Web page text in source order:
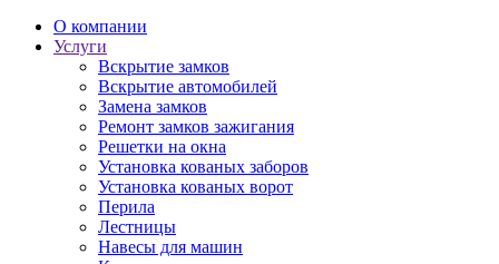
О компании
Услуги
Вскрытие замков
Вскрытие автомобилей
Замена замков
Ремонт замков зажигания
Решетки на окна
Установка кованых заборов
Установка кованых ворот
Перила
Лестницы
Навесы для машин